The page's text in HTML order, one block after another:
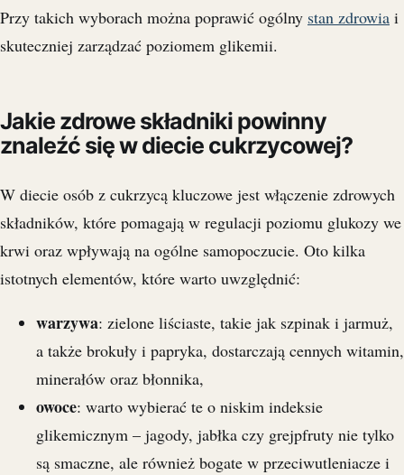
Przy takich wyborach można poprawić ogólny stan zdrowia i
skuteczniej zarządzać poziomem glikemii.
Jakie zdrowe składniki powinny
znaleźć się w diecie cukrzycowej?
W diecie osób z cukrzycą kluczowe jest włączenie zdrowych
składników, które pomagają w regulacji poziomu glukozy we
krwi oraz wpływają na ogólne samopoczucie. Oto kilka
istotnych elementów, które warto uwzględnić:
warzywa: zielone liściaste, takie jak szpinak i jarmuż,
a także brokuły i papryka, dostarczają cennych witamin,
minerałów oraz błonnika,
owoce: warto wybierać te o niskim indeksie
glikemicznym – jagody, jabłka czy grejpfruty nie tylko
są smaczne, ale również bogate w przeciwutleniacze i